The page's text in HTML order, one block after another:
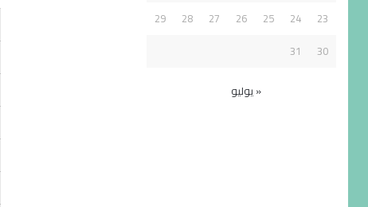
23
24
25
26
27
28
29
30
31
« يوليو